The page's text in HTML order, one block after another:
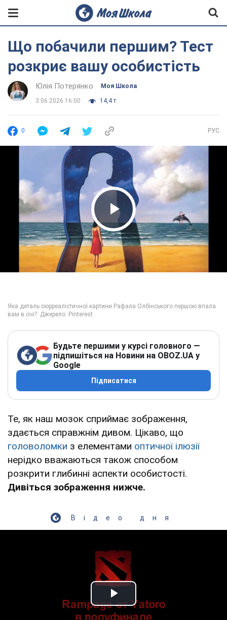
Що побачили першим? Тест
розкриє вашу особистість
Юлія Потерянко Моя Школа
3.06.2026 16:00 14,4 т.
0 РУС
Play Video
Будьте першими у курсі головного —
підпишіться на Новини на OBOZ.UA у
Google
Підписатися
Те, як наш мозок сприймає зображення,
здається справжнім дивом. Цікаво, що
головоломки з елементами оптичної ілюзії
нерідко вважаються також способом
розкрити глибинні аспекти особистості.
Дивіться зображення нижче.
Відео дня
Play Video